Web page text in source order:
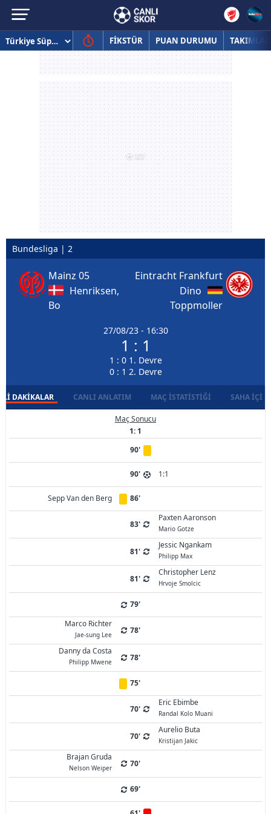
FİKSTÜR PUAN DURUMU TAKIMLAR
Bundesliga | 2
Mainz 05
Henriksen,
Bo
27/08/23 - 16:30
1 : 1
1 : 0 1. Devre
0 : 1 2. Devre
Eintracht Frankfurt
Dino
Toppmoller
DAKIKALAR CANLI ANLATIM MAÇ İSTATISTIĞI SAHA İÇI
Maç Sonucu
1: 1
90'
90' 1:1
Sepp Van den Berg 86'
83'
Paxten Aaronson
Mario Gotze
81'
Jessic Ngankam
Philipp Max
81'
Christopher Lenz
Hrvoje Smolcic
79'
Marco Richter
Jae-sung Lee
78'
Danny da Costa
Philipp Mwene 78'
75'
70'
Eric Ebimbe
Randal Kolo Muani
70'
Aurelio Buta
Kristijan Jakic
Brajan Gruda
Nelson Weiper 70'
69'